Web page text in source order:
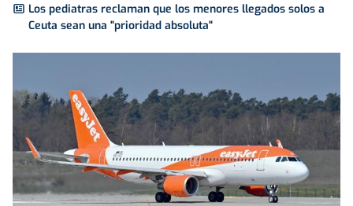
Los pediatras reclaman que los menores llegados solos a
Ceuta sean una "prioridad absoluta"